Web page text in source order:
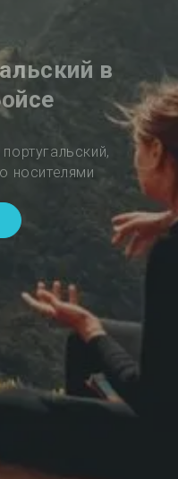
в
носителями